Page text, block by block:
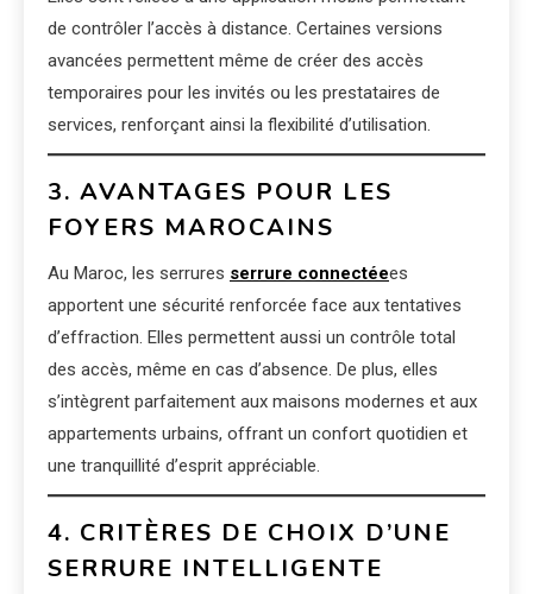
de contrôler l’accès à distance. Certaines versions
avancées permettent même de créer des accès
temporaires pour les invités ou les prestataires de
services, renforçant ainsi la flexibilité d’utilisation.
3. AVANTAGES POUR LES
FOYERS MAROCAINS
Au Maroc, les serrures serrure connectéees
apportent une sécurité renforcée face aux tentatives
d’effraction. Elles permettent aussi un contrôle total
des accès, même en cas d’absence. De plus, elles
s’intègrent parfaitement aux maisons modernes et aux
appartements urbains, offrant un confort quotidien et
une tranquillité d’esprit appréciable.
4. CRITÈRES DE CHOIX D’UNE
SERRURE INTELLIGENTE